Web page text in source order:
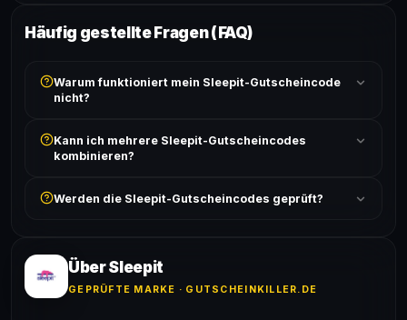
Häufig gestellte Fragen (FAQ)
Warum funktioniert mein Sleepit-Gutscheincode
nicht?
ist und ob der Code nicht für bereits reduzierte Artikel
gilt. Alle Bedingungen findest du unter „Details".
Kann ich mehrere Sleepit-Gutscheincodes
kombinieren?
akzeptiert. Die Kombination mehrerer Codes ist meist
Werden die Sleepit-Gutscheincodes geprüft?
Erfolgsquote wird bei jedem Angebot angezeigt.
Über Sleepit
GEPRÜFTE MARKE · GUTSCHEINKILLER.DE